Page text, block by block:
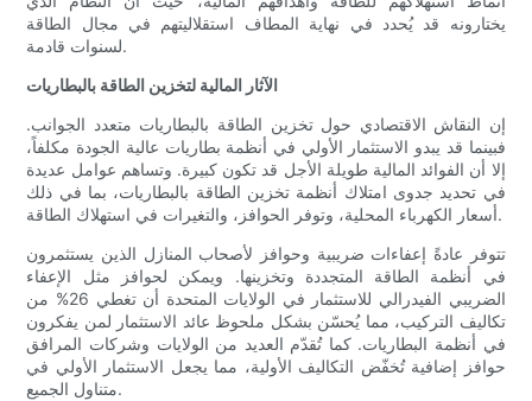
يختارونه قد يُحدد في نهاية المطاف استقلاليتهم في مجال الطاقة
لسنوات قادمة.
الآثار المالية لتخزين الطاقة بالبطاريات
إن النقاش الاقتصادي حول تخزين الطاقة بالبطاريات متعدد الجوانب.
فبينما قد يبدو الاستثمار الأولي في أنظمة بطاريات عالية الجودة مكلفاً،
إلا أن الفوائد المالية طويلة الأجل قد تكون كبيرة. وتساهم عوامل عديدة
في تحديد جدوى امتلاك أنظمة تخزين الطاقة بالبطاريات، بما في ذلك
أسعار الكهرباء المحلية، وتوفر الحوافز، والتغيرات في استهلاك الطاقة.
تتوفر عادةً إعفاءات ضريبية وحوافز لأصحاب المنازل الذين يستثمرون
في أنظمة الطاقة المتجددة وتخزينها. ويمكن لحوافز مثل الإعفاء
الضريبي الفيدرالي للاستثمار في الولايات المتحدة أن تغطي 26% من
تكاليف التركيب، مما يُحسّن بشكل ملحوظ عائد الاستثمار لمن يفكرون
في أنظمة البطاريات. كما تُقدّم العديد من الولايات وشركات المرافق
حوافز إضافية تُخفّض التكاليف الأولية، مما يجعل الاستثمار الأولي في
متناول الجميع.